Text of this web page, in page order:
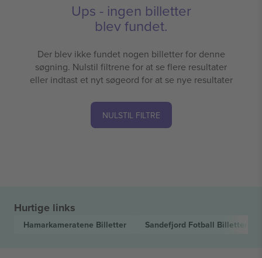
Ups - ingen billetter
blev fundet.
Der blev ikke fundet nogen billetter for denne
søgning. Nulstil filtrene for at se flere resultater
eller indtast et nyt søgeord for at se nye resultater
NULSTIL FILTRE
Hurtige links
Hamarkameratene Billetter Sandefjord Fotball Billetter